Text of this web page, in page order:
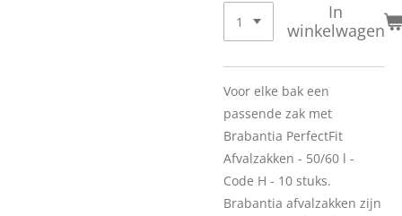
In
winkelwagen
Voor elke bak een
passende zak met
Brabantia PerfectFit
Afvalzakken - 50/60 l -
Code H - 10 stuks.
Brabantia afvalzakken zijn